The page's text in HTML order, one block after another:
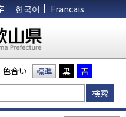
한국어 Francais
色合い 標準 黒 青